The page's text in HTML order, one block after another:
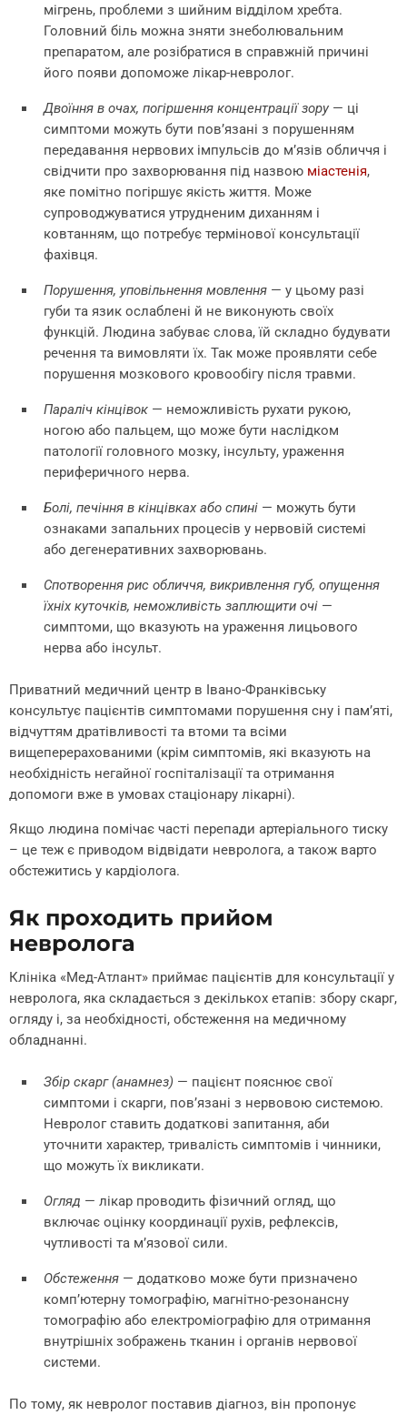
мігрень, проблеми з шийним відділом хребта.
Головний біль можна зняти знеболювальним
препаратом, але розібратися в справжній причині
його появи допоможе лікар-невролог.
Двоїння в очах, погіршення концентрації зору — ці
симптоми можуть бути пов’язані з порушенням
передавання нервових імпульсів до м’язів обличчя і
свідчити про захворювання під назвою міастенія,
яке помітно погіршує якість життя. Може
супроводжуватися утрудненим диханням і
ковтанням, що потребує термінової консультації
фахівця.
Порушення, уповільнення мовлення — у цьому разі
губи та язик ослаблені й не виконують своїх
функцій. Людина забуває слова, їй складно будувати
речення та вимовляти їх. Так може проявляти себе
порушення мозкового кровообігу після травми.
Параліч кінцівок — неможливість рухати рукою,
ногою або пальцем, що може бути наслідком
патології головного мозку, інсульту, ураження
периферичного нерва.
Болі, печіння в кінцівках або спині — можуть бути
ознаками запальних процесів у нервовій системі
або дегенеративних захворювань.
Спотворення рис обличчя, викривлення губ, опущення
їхніх куточків, неможливість заплющити очі —
симптоми, що вказують на ураження лицьового
нерва або інсульт.
Приватний медичний центр в Івано-Франківську
консультує пацієнтів симптомами порушення сну і пам’яті,
відчуттям дратівливості та втоми та всіми
вищеперерахованими (крім симптомів, які вказують на
необхідність негайної госпіталізації та отримання
допомоги вже в умовах стаціонару лікарні).
Якщо людина помічає часті перепади артеріального тиску
– це теж є приводом відвідати невролога, а також варто
обстежитись у кардіолога.
Як проходить прийом
невролога
Клініка «Мед-Атлант» приймає пацієнтів для консультації у
невролога, яка складається з декількох етапів: збору скарг,
огляду і, за необхідності, обстеження на медичному
обладнанні.
Збір скарг (анамнез) — пацієнт пояснює свої
симптоми і скарги, пов’язані з нервовою системою.
Невролог ставить додаткові запитання, аби
уточнити характер, тривалість симптомів і чинники,
що можуть їх викликати.
Огляд — лікар проводить фізичний огляд, що
включає оцінку координації рухів, рефлексів,
чутливості та м’язової сили.
Обстеження — додатково може бути призначено
комп’ютерну томографію, магнітно-резонансну
томографію або електроміографію для отримання
внутрішніх зображень тканин і органів нервової
системи.
По тому, як невролог поставив діагноз, він пропонує